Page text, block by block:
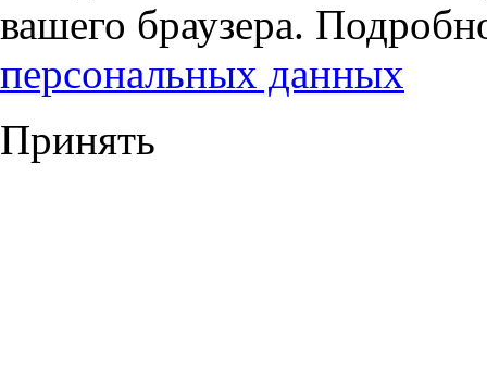
вашего браузера.
персональных данных
Принять